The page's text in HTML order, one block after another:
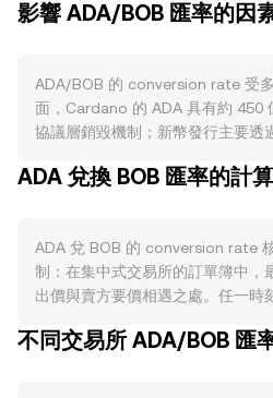
影響 ADA/BOB 匯率的因
ADA/BOB 的 conversion rate 受
面，Cardano 的 ADA 具有約 450
協議層銷毀機制；新幣發行主要透
鎖倉，代幣仍可自由轉移，但持幣
的 dApp 活動、DeFi 流動性與去
資產的鑄造與交易，以及開發者對
理路線圖的採用。更高的鏈上交易
勢高度相關，市場風險偏好轉變會
ADA 兌換 BOB 匯率的計
ADA 兌 BOB 的 conversion rate
制：在集中式交易所的訂單簿中，
出價與賣方要價相遇之處。任一時
跨多個平台時，資料聚合商常使用
不同交易所 ADA/BOB 匯